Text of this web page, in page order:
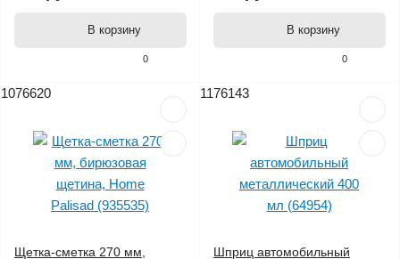
0
В корзину
0
В корзину
1076620
Щетка-сметка 270 мм,
1176143
Шприц автомобильный